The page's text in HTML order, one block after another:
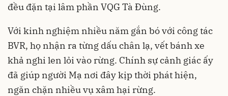
đều đặn tại lâm phần VQG Tà Đùng.
Với kinh nghiệm nhiều năm gắn bó với công tác
BVR, họ nhận ra từng dấu chân lạ, vết bánh xe
khả nghi len lỏi vào rừng. Chính sự cảnh giác ấy
đã giúp người Mạ nơi đây kịp thời phát hiện,
ngăn chặn nhiều vụ xâm hại rừng.